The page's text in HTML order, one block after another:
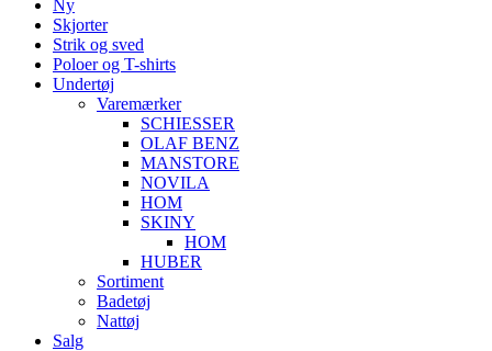
Ny
Skjorter
Strik og sved
Poloer og T-shirts
Undertøj
Varemærker
SCHIESSER
OLAF BENZ
MANSTORE
NOVILA
HOM
SKINY
HOM
HUBER
Sortiment
Badetøj
Nattøj
Salg